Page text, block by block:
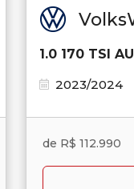
1.0 170 TSI
2023/2024
de R$ 112.990